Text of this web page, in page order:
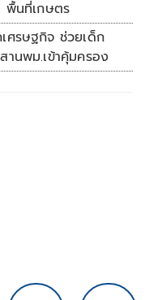
พื้นที่เกษตร
ศรษฐกิจ ช่วยเด็ก
านพม.เข้าคุ้มครอง